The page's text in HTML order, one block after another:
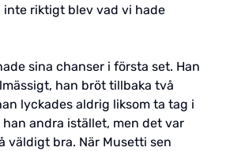
riktigt blev vad vi hade
sina chanser i första set. Han
han bröt tillbaka två
lyckades aldrig liksom ta tag i
andra istället, men det var
väldigt bra. När Musetti sen